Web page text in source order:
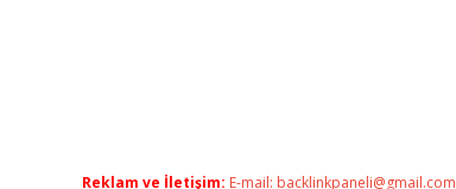
Reklam ve İletişim: E-mail: backlinkpaneli@gmail.com